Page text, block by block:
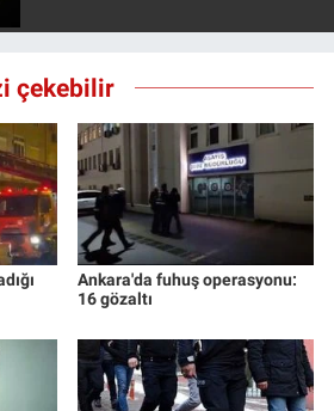
çekebilir
Ankara'da fuhuş operasyonu:
16 gözaltı